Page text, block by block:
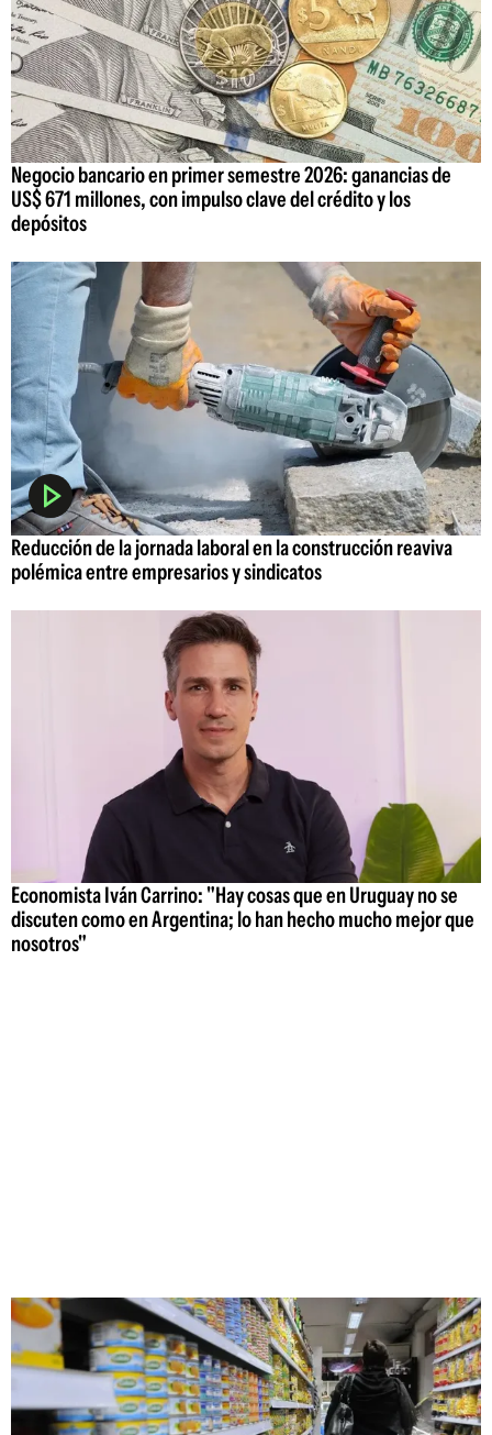
Negocio bancario en primer semestre 2026: ganancias de
US$ 671 millones, con impulso clave del crédito y los
depósitos
Reducción de la jornada laboral en la construcción reaviva
polémica entre empresarios y sindicatos
Economista Iván Carrino: "Hay cosas que en Uruguay no se
discuten como en Argentina; lo han hecho mucho mejor que
nosotros"